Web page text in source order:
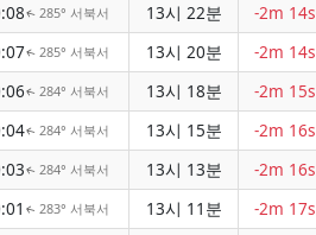
↑ 285° 서북서 13시 22분 -2m 14s
↑ 285° 서북서 13시 20분 -2m 14s
↑ 284° 서북서 13시 18분 -2m 15s
↑ 284° 서북서 13시 15분 -2m 16s
↑ 284° 서북서 13시 13분 -2m 16s
↑ 283° 서북서 13시 11분 -2m 17s